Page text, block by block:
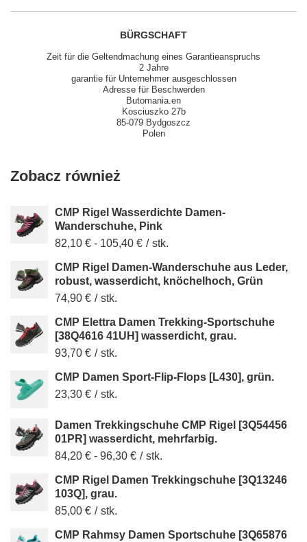
BÜRGSCHAFT
Zeit für die Geltendmachung eines Garantieanspruchs
2 Jahre
garantie für Unternehmer ausgeschlossen
Adresse für Beschwerden
Butomania.en
Kosciuszko 27b
85-079 Bydgoszcz
Polen
Zobacz również
CMP Rigel Wasserdichte Damen-
Wanderschuhe, Pink
82,10 € - 105,40 € / stk.
CMP Rigel Damen-Wanderschuhe aus Leder,
robust, wasserdicht, knöchelhoch, Grün
74,90 € / stk.
CMP Elettra Damen Trekking-Sportschuhe
[38Q4616 41UH] wasserdicht, grau.
93,70 € / stk.
CMP Damen Sport-Flip-Flops [L430], grün.
23,30 € / stk.
Damen Trekkingschuhe CMP Rigel [3Q54456
01PR] wasserdicht, mehrfarbig.
84,20 € - 96,30 € / stk.
CMP Rigel Damen Trekkingschuhe [3Q13246
103Q], grau.
85,00 € / stk.
CMP Rahmsy Damen Sportschuhe [3Q65876